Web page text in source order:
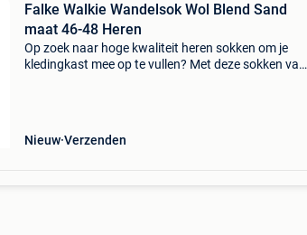
Falke Walkie Wandelsok Wol Blend Sand
maat 46-48 Heren
Op zoek naar hoge kwaliteit heren sokken om je
kledingkast mee op te vullen? Met deze sokken van
Nieuw Verzenden